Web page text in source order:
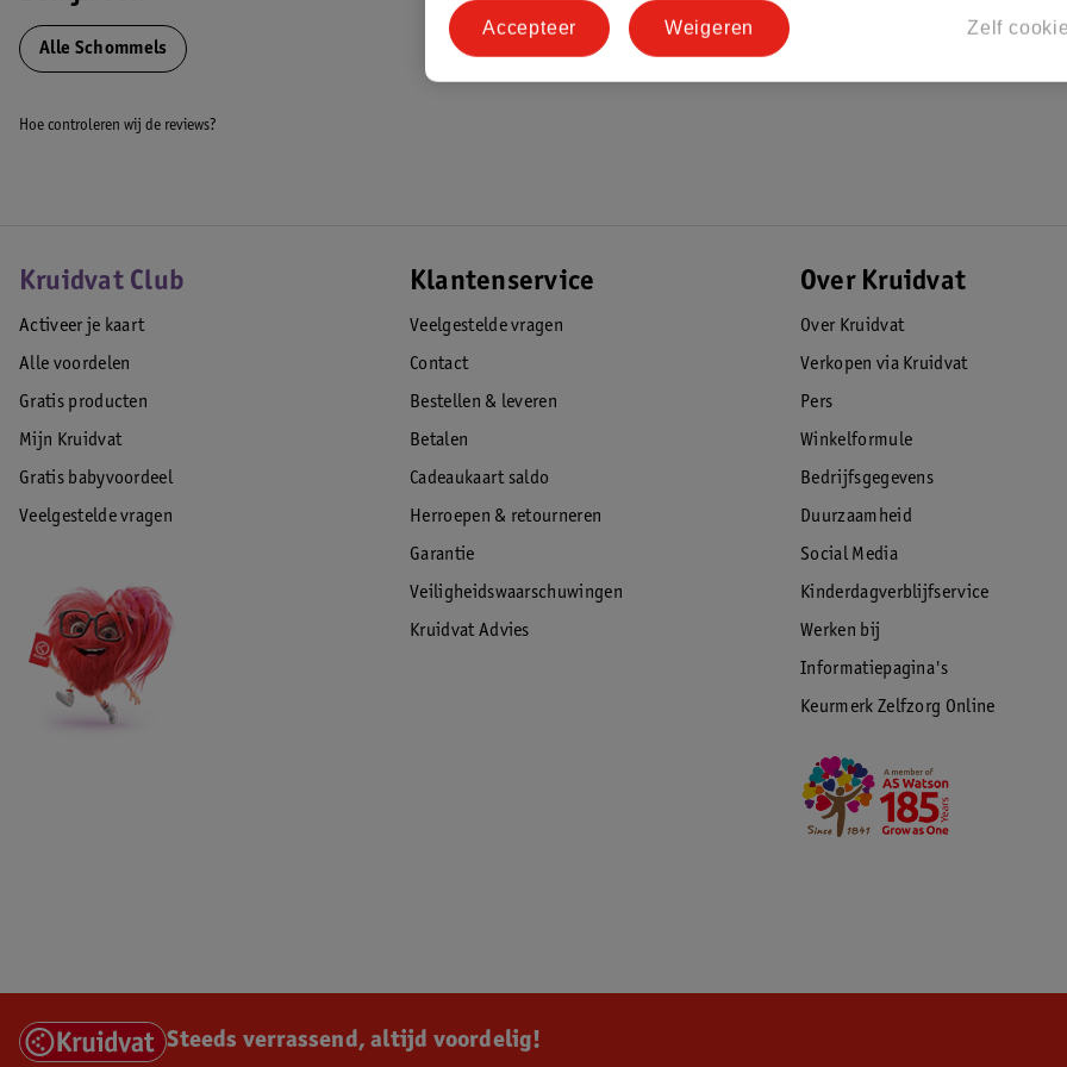
Alle Schommels
Hoe controleren wij de reviews?
Kruidvat Club
Activeer je kaart
Alle voordelen
Gratis producten
Mijn Kruidvat
Gratis babyvoordeel
Veelgestelde vragen
Klantenservice
Veelgestelde vragen
Contact
Bestellen & leveren
Betalen
Cadeaukaart saldo
Herroepen & retourneren
Garantie
Veiligheidswaarschuwingen
Kruidvat Advies
Over Kruidvat
Over Kruidvat
Verkopen via Kruidvat
Pers
Winkelformule
Bedrijfsgegevens
Duurzaamheid
Social Media
Kinderdagverblijfservice
Werken bij
Informatiepagina's
Keurmerk Zelfzorg Online
Steeds verrassend, altijd voordelig!
Zelf
Weigeren
Accepteer